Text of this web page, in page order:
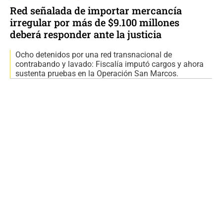
Red señalada de importar mercancía
irregular por más de $9.100 millones
deberá responder ante la justicia
Ocho detenidos por una red transnacional de
contrabando y lavado: Fiscalía imputó cargos y ahora
sustenta pruebas en la Operación San Marcos.